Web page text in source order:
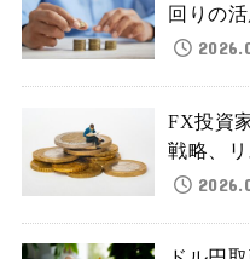
回りの
FX投資
戦略、